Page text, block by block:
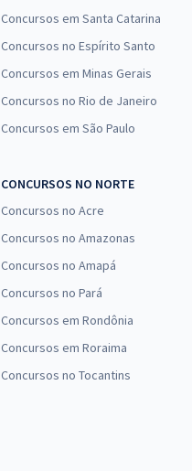
Concursos em Santa Catarina
Concursos no Espírito Santo
Concursos em Minas Gerais
Concursos no Rio de Janeiro
Concursos em São Paulo
CONCURSOS NO NORTE
Concursos no Acre
Concursos no Amazonas
Concursos no Amapá
Concursos no Pará
Concursos em Rondônia
Concursos em Roraima
Concursos no Tocantins